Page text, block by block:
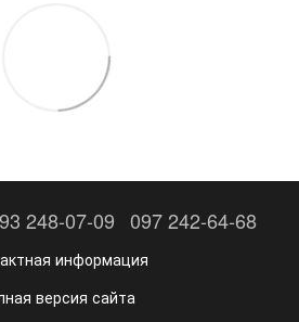
248-07-09 097 242-64-68
информация
версия сайта